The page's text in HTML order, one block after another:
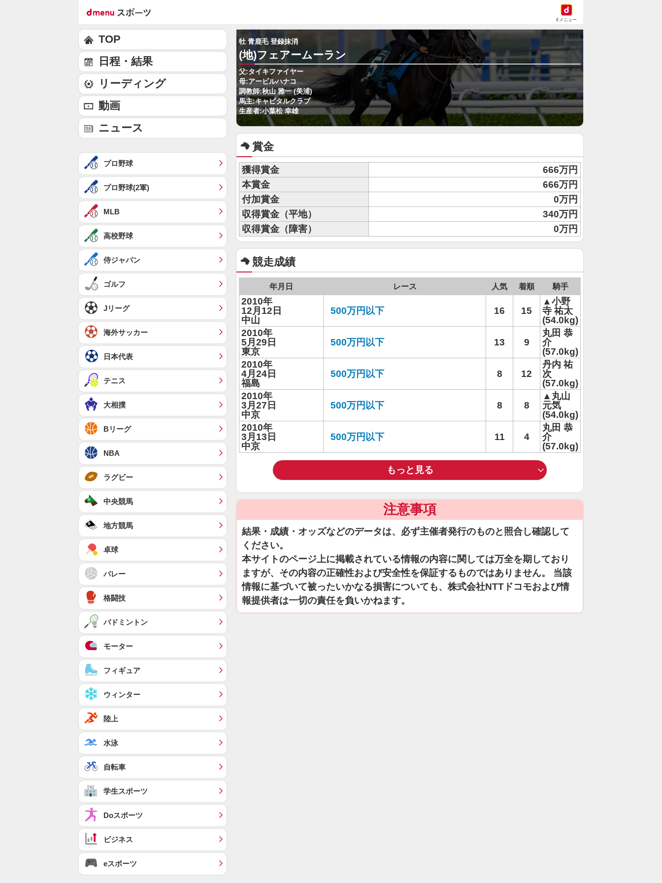
dメニュー
牡 青鹿毛 登録抹消
(地)フェアームーラン
父:タイキファイヤー
母:アービルハナコ
調教師:秋山 雅一 (美浦)
馬主:キャピタルクラブ
生産者:小葉松 幸雄
賞金
獲得賞金
666万円
本賞金
666万円
付加賞金
0万円
収得賞金（平地）
340万円
収得賞金（障害）
0万円
競走成績
年月日 レース 人気 着順 騎手
2010年
12月12日
中山
500万円以下 16 15
▲小野
寺 祐太
(54.0kg)
2010年
5月29日
東京
500万円以下 13 9
丸田 恭
介
(57.0kg)
2010年
4月24日
福島
500万円以下 8 12
丹内 祐
次
(57.0kg)
2010年
3月27日
中京
500万円以下 8 8
▲丸山
元気
(54.0kg)
2010年
3月13日
中京
500万円以下 11 4
丸田 恭
介
(57.0kg)
もっと見る
注意事項
結果・成績・オッズなどのデータは、必ず主催者発行のものと照合し確認して
ください。
本サイトのページ上に掲載されている情報の内容に関しては万全を期しており
ますが、その内容の正確性および安全性を保証するものではありません。 当該
情報に基づいて被ったいかなる損害についても、株式会社NTTドコモおよび情
報提供者は一切の責任を負いかねます。
TOP
日程・結果
リーディング
動画
ニュース
プロ野球
プロ野球(2軍)
MLB
高校野球
侍ジャパン
ゴルフ
Jリーグ
海外サッカー
日本代表
テニス
大相撲
Bリーグ
NBA
ラグビー
中央競馬
地方競馬
卓球
バレー
格闘技
バドミントン
モーター
フィギュア
ウィンター
陸上
水泳
自転車
学生スポーツ
Doスポーツ
ビジネス
eスポーツ